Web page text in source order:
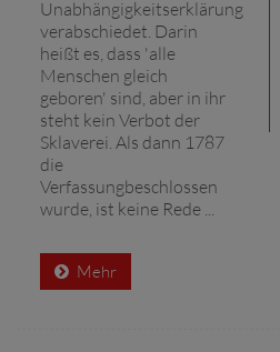
Unabhängigkeitserklärung
verabschiedet. Darin
heißt es, dass 'alle
Menschen gleich
geboren' sind, aber in ihr
steht kein Verbot der
Sklaverei. Als dann 1787
die
Verfassungbeschlossen
wurde, ist keine Rede ...
Mehr